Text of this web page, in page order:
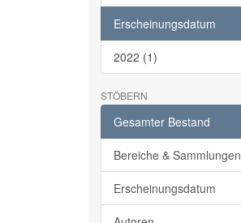
Erscheinungsdatum
2022 (1)
STÖBERN
Gesamter Bestand
Bereiche & Sammlungen
Erscheinungsdatum